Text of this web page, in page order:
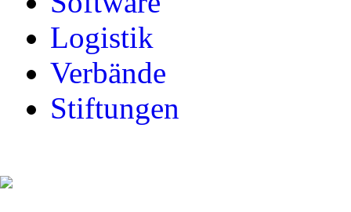
Logistik
Verbände
Stiftungen